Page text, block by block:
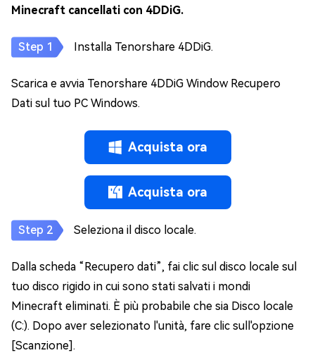
Minecraft cancellati con 4DDiG.
Installa Tenorshare 4DDiG.
Scarica e avvia Tenorshare 4DDiG Window Recupero
Dati sul tuo PC Windows.
Acquista ora
Acquista ora
Seleziona il disco locale.
Dalla scheda “Recupero dati”, fai clic sul disco locale sul
tuo disco rigido in cui sono stati salvati i mondi
Minecraft eliminati. È più probabile che sia Disco locale
(C:). Dopo aver selezionato l'unità, fare clic sull'opzione
[Scanzione].